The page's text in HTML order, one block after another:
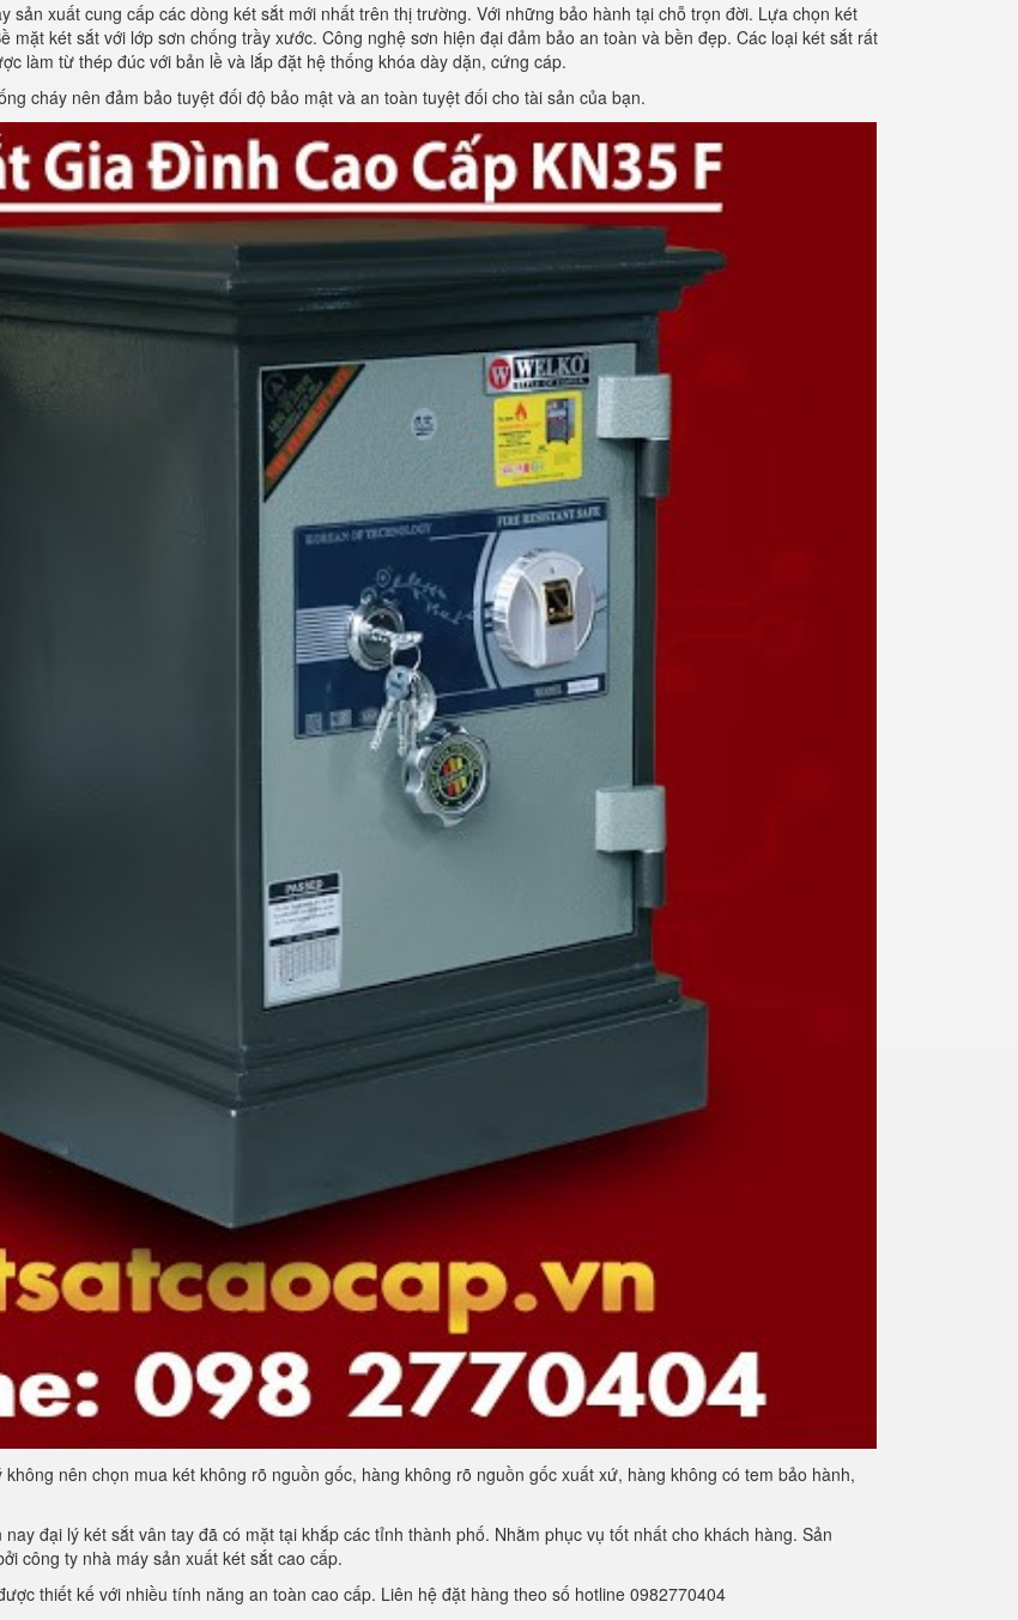
sản xuất cung cấp các dòng két sắt mới nhất trên thị trường. Với những bảo hành tại chỗ trọn đời. Lựa chọn két
két sắt với lớp sơn chống trầy xước. Công nghệ sơn hiện đại đảm bảo an toàn và bền đẹp. Các loại két sắt rất
làm từ thép đúc với bản lề và lắp đặt hệ thống khóa dày dặn, cứng cáp.
cháy nên đảm bảo tuyệt đối độ bảo mật và an toàn tuyệt đối cho tài sản của bạn.
nên chọn mua két không rõ nguồn gốc, hàng không rõ nguồn gốc xuất xứ, hàng không có tem bảo hành,
đại lý két sắt vân tay đã có mặt tại khắp các tỉnh thành phố. Nhằm phục vụ tốt nhất cho khách hàng. Sản
công ty nhà máy sản xuất két sắt cao cấp.
thiết kế với nhiều tính năng an toàn cao cấp. Liên hệ đặt hàng theo số hotline 0982770404